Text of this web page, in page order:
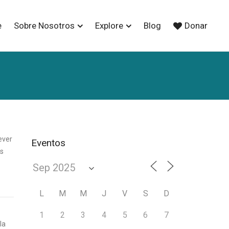
Sobre Nosotros Explore Blog Donar
Eventos
L M M J V S D
1 2 3 4 5 6 7